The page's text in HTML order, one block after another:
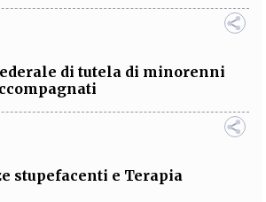
di tutela di minorenni
stupefacenti e Terapia